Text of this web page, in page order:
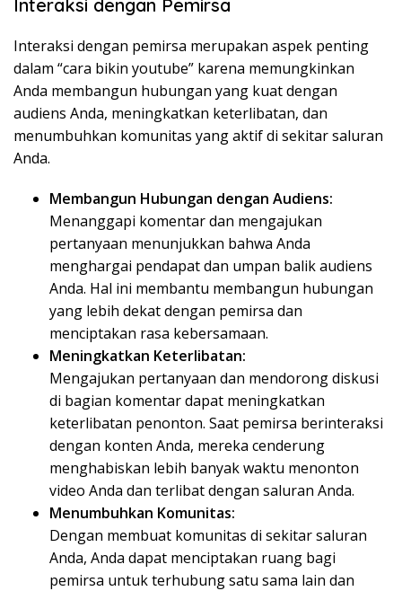
Interaksi dengan Pemirsa
Interaksi dengan pemirsa merupakan aspek penting
dalam “cara bikin youtube” karena memungkinkan
Anda membangun hubungan yang kuat dengan
audiens Anda, meningkatkan keterlibatan, dan
menumbuhkan komunitas yang aktif di sekitar saluran
Anda.
Membangun Hubungan dengan Audiens:
Menanggapi komentar dan mengajukan
pertanyaan menunjukkan bahwa Anda
menghargai pendapat dan umpan balik audiens
Anda. Hal ini membantu membangun hubungan
yang lebih dekat dengan pemirsa dan
menciptakan rasa kebersamaan.
Meningkatkan Keterlibatan:
Mengajukan pertanyaan dan mendorong diskusi
di bagian komentar dapat meningkatkan
keterlibatan penonton. Saat pemirsa berinteraksi
dengan konten Anda, mereka cenderung
menghabiskan lebih banyak waktu menonton
video Anda dan terlibat dengan saluran Anda.
Menumbuhkan Komunitas:
Dengan membuat komunitas di sekitar saluran
Anda, Anda dapat menciptakan ruang bagi
pemirsa untuk terhubung satu sama lain dan